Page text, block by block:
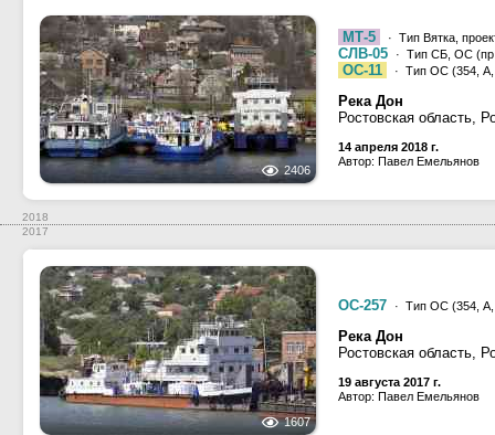
2406
МТ-5 · Тип Вятка,
СЛВ-05 · Тип СБ, ОС
ОС-11 · Тип ОС (354,
Река Дон
Ростовская область,
14 апреля 2018 г.
Автор: Павел Емельянов
2018
2017
1607
ОС-257 · Тип ОС (354,
Река Дон
Ростовская область,
19 августа 2017 г.
Автор: Павел Емельянов